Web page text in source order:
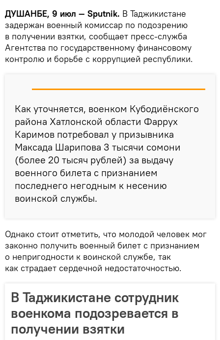
ДУШАНБЕ, 9 июл — Sputnik. В Таджикистане
задержан военный комиссар по подозрению
в получении взятки, сообщает пресс-служба
Агентства по государственному финансовому
контролю и борьбе с коррупцией республики.
Как уточняется, военком Кубодиёнского
района Хатлонской области Фаррух
Каримов потребовал у призывника
Максада Шарипова 3 тысячи сомони
(более 20 тысяч рублей) за выдачу
военного билета с признанием
последнего негодным к несению
воинской службы.
Однако стоит отметить, что молодой человек мог
законно получить военный билет с признанием
о непригодности к воинской службе, так
как страдает сердечной недостаточностью.
В Таджикистане сотрудник
военкома подозревается в
получении взятки